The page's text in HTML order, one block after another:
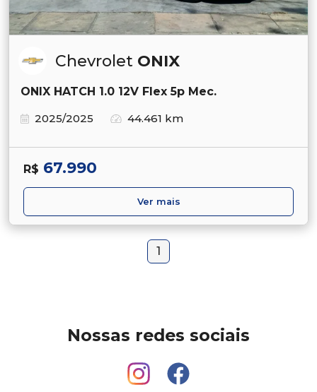
Chevrolet ONIX
ONIX HATCH 1.0 12V Flex 5p Mec.
2025/2025
44.461 km
R$ 67.990
Ver mais
1
Nossas redes sociais